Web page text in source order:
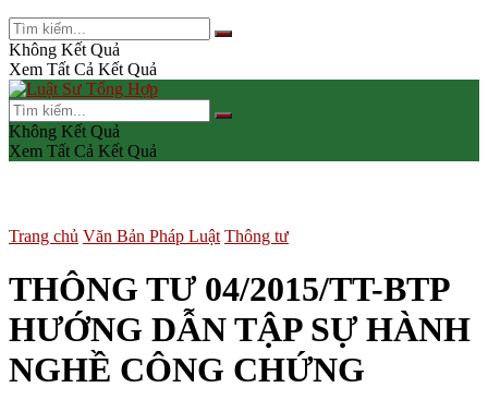
Không Kết Quả
Xem Tất Cả Kết Quả
Không Kết Quả
Xem Tất Cả Kết Quả
Trang chủ Văn Bản Pháp Luật Thông tư
THÔNG TƯ 04/2015/TT-BTP
HƯỚNG DẪN TẬP SỰ HÀNH
NGHỀ CÔNG CHỨNG